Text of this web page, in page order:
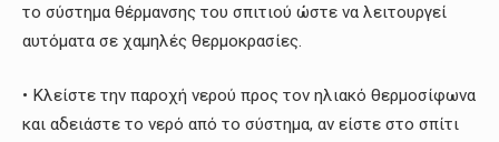
το σύστημα θέρμανσης του σπιτιού ώστε να λειτουργεί
αυτόματα σε χαμηλές θερμοκρασίες.
• Κλείστε την παροχή νερού προς τον ηλιακό θερμοσίφωνα
και αδειάστε το νερό από το σύστημα, αν είστε στο σπίτι